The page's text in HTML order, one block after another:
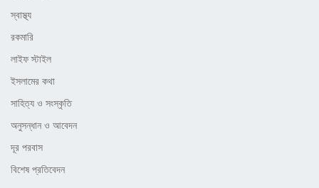
স্বাস্থ্য
রকমারি
লাইফ স্টাইল
ইসলামের কথা
সাহিত্য ও সংস্কৃতি
অনুসন্ধান ও আবেদন
দূর পরবাস
বিশেষ প্রতিবেদন